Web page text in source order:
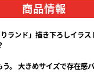
商品情報
ランド」描き下ろしイラス
う。 大きめサイズで存在感